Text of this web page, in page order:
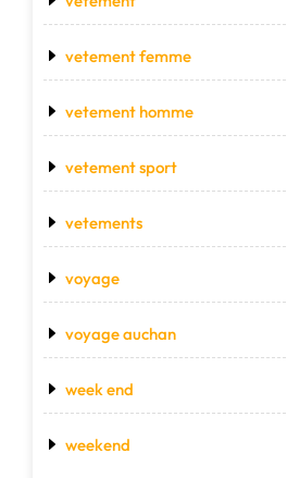
vetement femme
vetement homme
vetement sport
vetements
voyage
voyage auchan
week end
weekend